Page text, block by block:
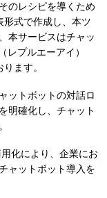
のレシピを導くため
式で作成し、本ツ
本サービスはチャッ
レプルエーアイ）
ます。
ットボットの対話ロ
明確化し、チャット
化により、企業にお
ャットボット導入を